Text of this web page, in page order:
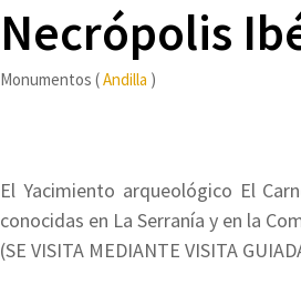
Necrópolis
Monumentos (Andilla )
El Yacimiento arqueológico El
conocidas en La Serranía y en la
(SE VISITA MEDIANTE VISITA